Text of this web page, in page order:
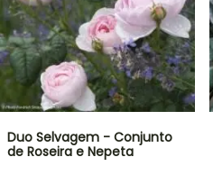
Duo Selvagem - Conjunto
de Roseira e Nepeta